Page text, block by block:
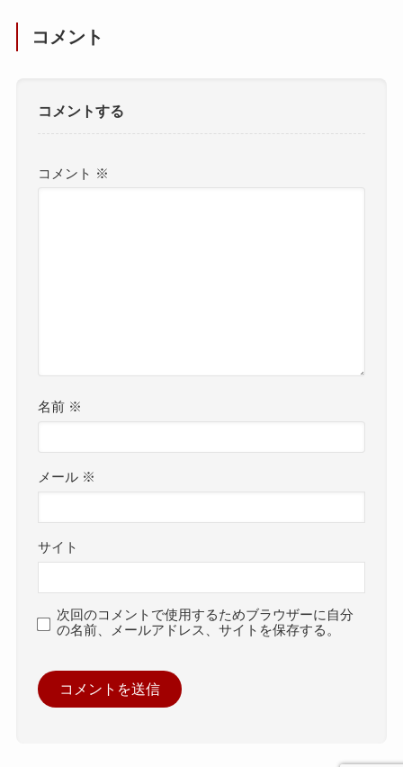
コメント
コメントする
コメント ※
名前 ※
メール ※
サイト
次回のコメントで使用するためブラウザーに自分
の名前、メールアドレス、サイトを保存する。